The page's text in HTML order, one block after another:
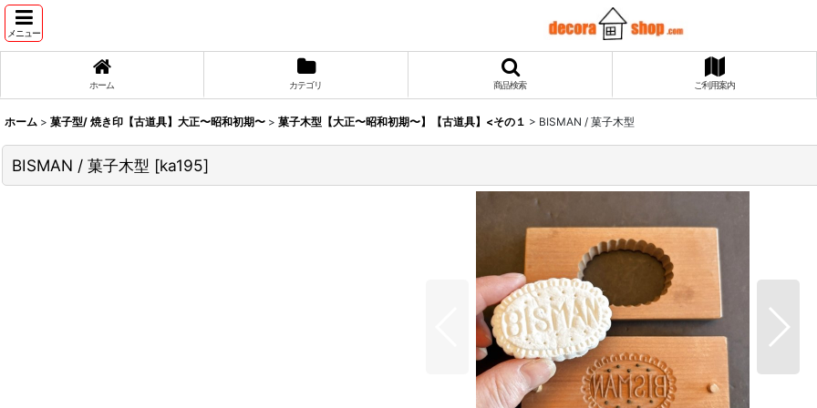
メニュー
ホーム カテゴリ 商品検索 ご利用案内
ホーム > 菓子型/ 焼き印【古道具】大正〜昭和初期〜 > 菓子木型【大正〜昭和初期〜】【古道具】<その１ > BISMAN / 菓子木型
BISMAN / 菓子木型 [ka195]